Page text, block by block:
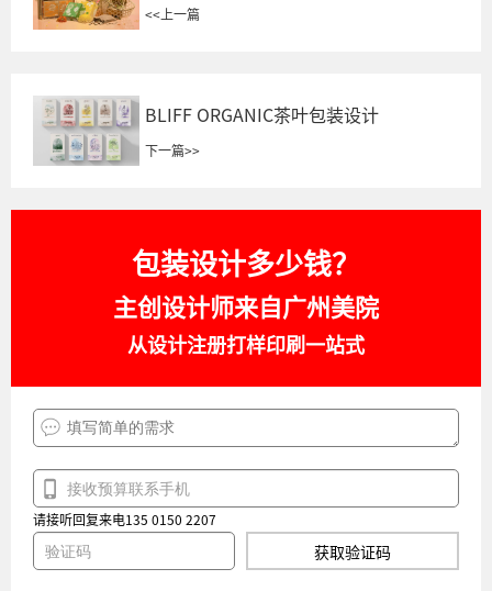
<< 上一篇
BLIFF ORGANIC茶叶包装设计
下一篇>>
包装设计多少钱？
主创设计师来自广州美院
从设计注册打样印刷一站式
请接听回复来电135 0150 2207
获取验证码